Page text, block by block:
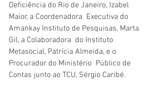
Deficiência do Rio de Janeiro, Izabel
Maior, a Coordenadora  Executiva do
Amankay Instituto de Pesquisas, Marta
Gil, a Colaboradora  do Instituto
Metasocial, Patrícia Almeida, e o
Procurador do Ministério  Público de
Contas junto ao TCU, Sérgio Caribé.